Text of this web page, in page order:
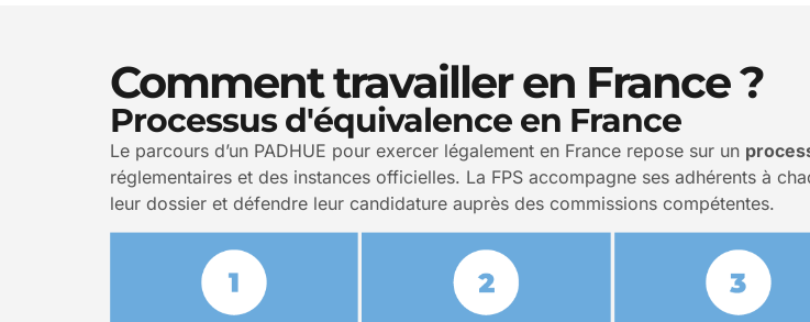
Comment travailler en France ?
Processus d'équivalence en France
Le parcours d’un PADHUE pour exercer légalement en France repose sur un
réglementaires et des instances officielles. La FPS accompagne ses adhérents à
leur dossier et défendre leur candidature auprès des commissions compétentes.